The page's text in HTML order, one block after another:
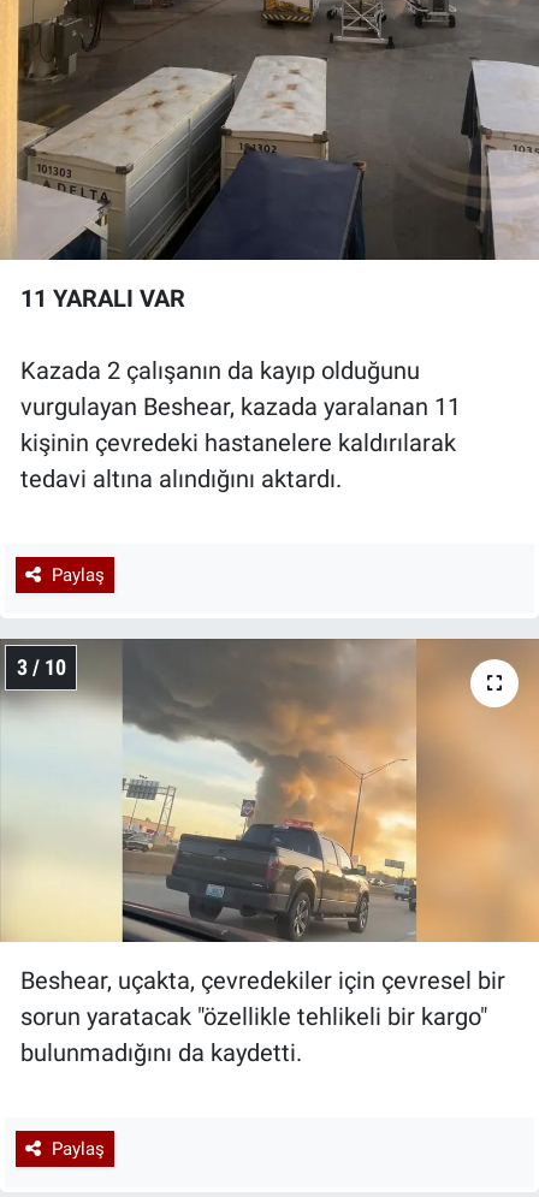
11 YARALI VAR
Kazada 2 çalışanın da kayıp olduğunu
vurgulayan Beshear, kazada yaralanan 11
kişinin çevredeki hastanelere kaldırılarak
tedavi altına alındığını aktardı.
Paylaş
3 / 10
Beshear, uçakta, çevredekiler için çevresel bir
sorun yaratacak "özellikle tehlikeli bir kargo"
bulunmadığını da kaydetti.
Paylaş